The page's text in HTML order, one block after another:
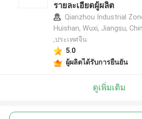
รายละเอียดผู้ผลิต
Qianzhou Industrial
Huishan, Wuxi, Jiangsu,
,ประเทศจีน
5.0
ผู้ผลิตได้รับการยืนยัน
ดูเพิ่มเติม